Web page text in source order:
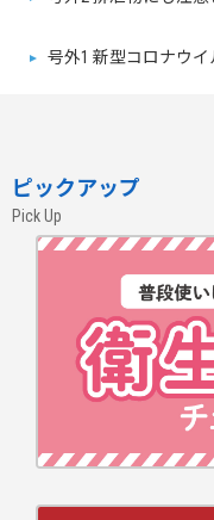
号外1 新型コロナウ
ピックアップ
Pick Up